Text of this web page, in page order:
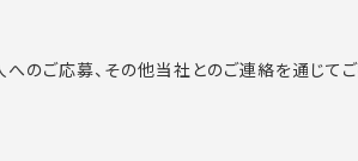
のご応募、その他当社とのご連絡を通じ